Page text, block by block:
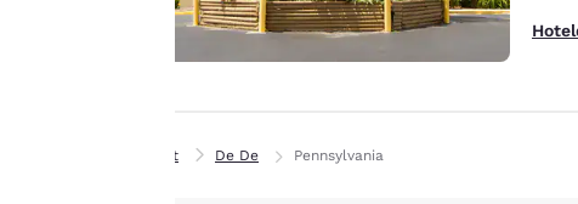
Privat De De Pennsylvania
an Ihre Angaben
verbessern. Sie haben